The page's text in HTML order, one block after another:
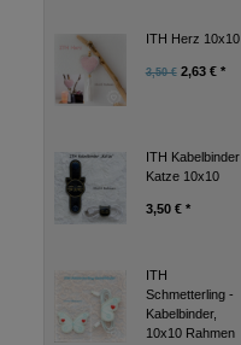
ITH Herz 10x10
3,50 €2,63 € *
ITH Kabelbinder
Katze 10x10
3,50 € *
ITH
Schmetterling -
Kabelbinder,
10x10 Rahmen